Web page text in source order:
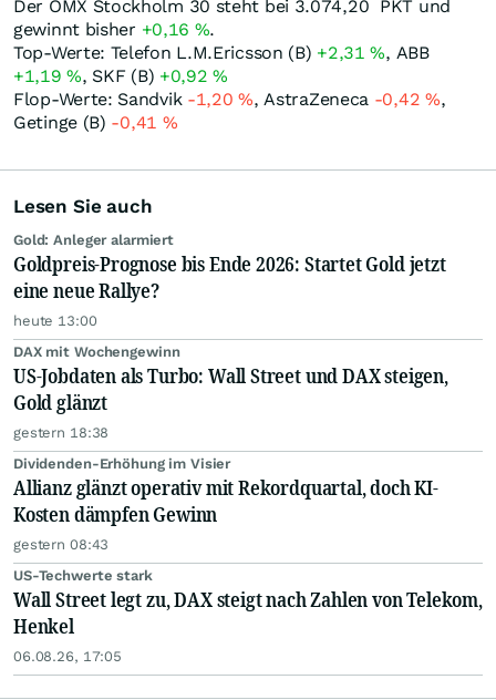
Der OMX Stockholm 30 steht bei 3.074,20 PKT und
gewinnt bisher +0,16 %.
Top-Werte: Telefon L.M.Ericsson (B) +2,31%, ABB
+1,19%, SKF (B) +0,92%
Flop-Werte: Sandvik -1,20%, AstraZeneca -0,42 %,
Getinge (B) -0,41 %
Lesen Sie auch
Gold: Anleger alarmiert
Goldpreis-Prognose bis Ende 2026: Startet Gold jetzt
eine neue Rallye?
heute 13:00
DAX mit Wochengewinn
US-Jobdaten als Turbo: Wall Street und DAX steigen,
Gold glänzt
gestern 18:38
Dividenden-Erhöhung im Visier
Allianz glänzt operativ mit Rekordquartal, doch KI-
Kosten dämpfen Gewinn
gestern 08:43
US-Techwerte stark
Wall Street legt zu, DAX steigt nach Zahlen von Telekom,
Henkel
06.08.26, 17:05